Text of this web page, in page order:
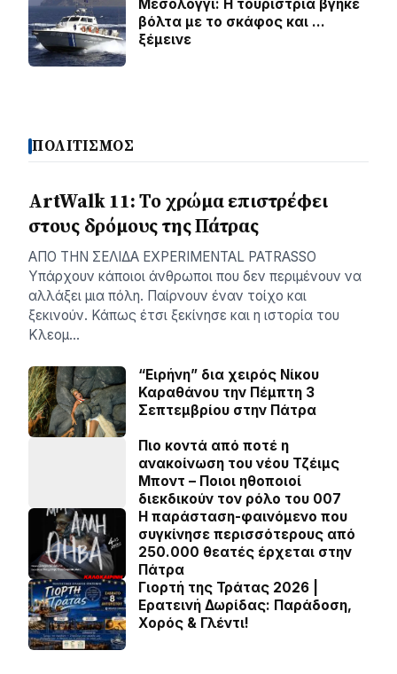
Μεσολόγγι: Η τουρίστρια βγήκε
βόλτα με το σκάφος και …
ξέμεινε
ΠΟΛΙΤΙΣΜΟΣ
ArtWalk 11: Το χρώμα επιστρέφει
στους δρόμους της Πάτρας
AΠΟ ΤΗΝ ΣΕΛΙΔΑ EXPERIMENTAL PATRASSO
Υπάρχουν κάποιοι άνθρωποι που δεν περιμένουν να
αλλάξει μια πόλη. Παίρνουν έναν τοίχο και
ξεκινούν. Κάπως έτσι ξεκίνησε και η ιστορία του
Κλεομ…
“Ειρήνη” δια χειρός Νίκου
Καραθάνου την Πέμπτη 3
Σεπτεμβρίου στην Πάτρα
Πιο κοντά από ποτέ η
ανακοίνωση του νέου Τζέιμς
Μποντ – Ποιοι ηθοποιοί
διεκδικούν τον ρόλο του 007
Η παράσταση-φαινόμενο που
συγκίνησε περισσότερους από
250.000 θεατές έρχεται στην
Πάτρα
Γιορτή της Τράτας 2026 |
Ερατεινή Δωρίδας: Παράδοση,
Χορός & Γλέντι!